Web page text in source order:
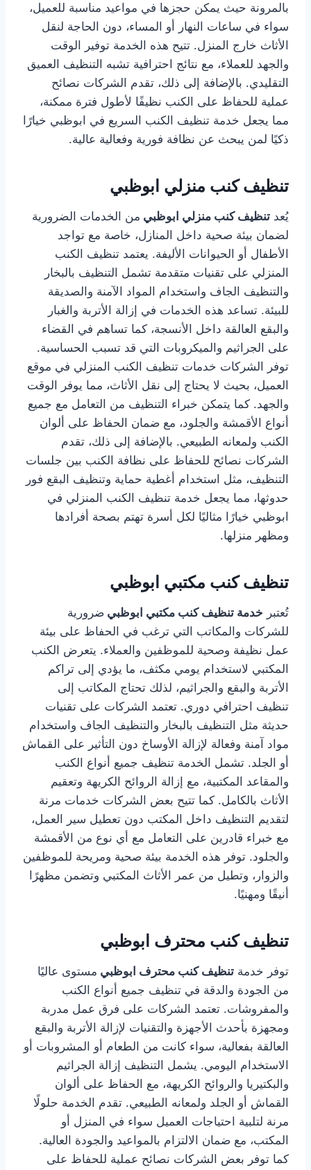
بالمرونة حيث يمكن حجزها في مواعيد مناسبة للعميل،
سواء في ساعات النهار أو المساء، دون الحاجة لنقل
الأثاث خارج المنزل. تتيح هذه الخدمة توفير الوقت
والجهد للعملاء، مع نتائج احترافية تشبه التنظيف العميق
التقليدي. بالإضافة إلى ذلك، تقدم الشركات نصائح
عملية للحفاظ على الكنب نظيفًا لأطول فترة ممكنة،
مما يجعل خدمة تنظيف الكنب السريع في ابوظبي خيارًا
ذكيًا لمن يبحث عن نظافة فورية وفعالية عالية.
تنظيف كنب منزلي ابوظبي
يُعد تنظيف كنب منزلي ابوظبي من الخدمات الضرورية
لضمان بيئة صحية داخل المنازل، خاصة مع تواجد
الأطفال أو الحيوانات الأليفة. يعتمد تنظيف الكنب
المنزلي على تقنيات متقدمة تشمل التنظيف بالبخار
والتنظيف الجاف واستخدام المواد الآمنة والصديقة
للبيئة. تساعد هذه الخدمات في إزالة الأتربة والغبار
والبقع العالقة داخل الأنسجة، كما تساهم في القضاء
على الجراثيم والميكروبات التي قد تسبب الحساسية.
توفر الشركات خدمات تنظيف الكنب المنزلي في موقع
العميل، بحيث لا يحتاج إلى نقل الأثاث، مما يوفر الوقت
والجهد. كما يتمكن خبراء التنظيف من التعامل مع جميع
أنواع الأقمشة والجلود، مع ضمان الحفاظ على ألوان
الكنب ولمعانه الطبيعي. بالإضافة إلى ذلك، تقدم
الشركات نصائح للحفاظ على نظافة الكنب بين جلسات
التنظيف، مثل استخدام أغطية حماية وتنظيف البقع فور
حدوثها، مما يجعل خدمة تنظيف الكنب المنزلي في
ابوظبي خيارًا مثاليًا لكل أسرة تهتم بصحة أفرادها
ومظهر منزلها.
تنظيف كنب مكتبي ابوظبي
تُعتبر خدمة تنظيف كنب مكتبي ابوظبي ضرورية
للشركات والمكاتب التي ترغب في الحفاظ على بيئة
عمل نظيفة وصحية للموظفين والعملاء. يتعرض الكنب
المكتبي لاستخدام يومي مكثف، ما يؤدي إلى تراكم
الأتربة والبقع والجراثيم، لذلك تحتاج المكاتب إلى
تنظيف احترافي دوري. تعتمد الشركات على تقنيات
حديثة مثل التنظيف بالبخار والتنظيف الجاف واستخدام
مواد آمنة وفعالة لإزالة الأوساخ دون التأثير على القماش
أو الجلد. تشمل الخدمة تنظيف جميع أنواع الكنب
والمقاعد المكتبية، مع إزالة الروائح الكريهة وتعقيم
الأثاث بالكامل. كما تتيح بعض الشركات خدمات مرنة
لتقديم التنظيف داخل المكتب دون تعطيل سير العمل،
مع خبراء قادرين على التعامل مع أي نوع من الأقمشة
والجلود. توفر هذه الخدمة بيئة صحية ومريحة للموظفين
والزوار، وتطيل من عمر الأثاث المكتبي وتضمن مظهرًا
أنيقًا ومهنيًا.
تنظيف كنب محترف ابوظبي
توفر خدمة تنظيف كنب محترف ابوظبي مستوى عاليًا
من الجودة والدقة في تنظيف جميع أنواع الكنب
والمفروشات. تعتمد الشركات على فرق عمل مدربة
ومجهزة بأحدث الأجهزة والتقنيات لإزالة الأتربة والبقع
العالقة بفعالية، سواء كانت من الطعام أو المشروبات أو
الاستخدام اليومي. يشمل التنظيف إزالة الجراثيم
والبكتيريا والروائح الكريهة، مع الحفاظ على ألوان
القماش أو الجلد ولمعانه الطبيعي. تقدم الخدمة حلولًا
مرنة لتلبية احتياجات العميل سواء في المنزل أو
المكتب، مع ضمان الالتزام بالمواعيد والجودة العالية.
كما توفر بعض الشركات نصائح عملية للحفاظ على